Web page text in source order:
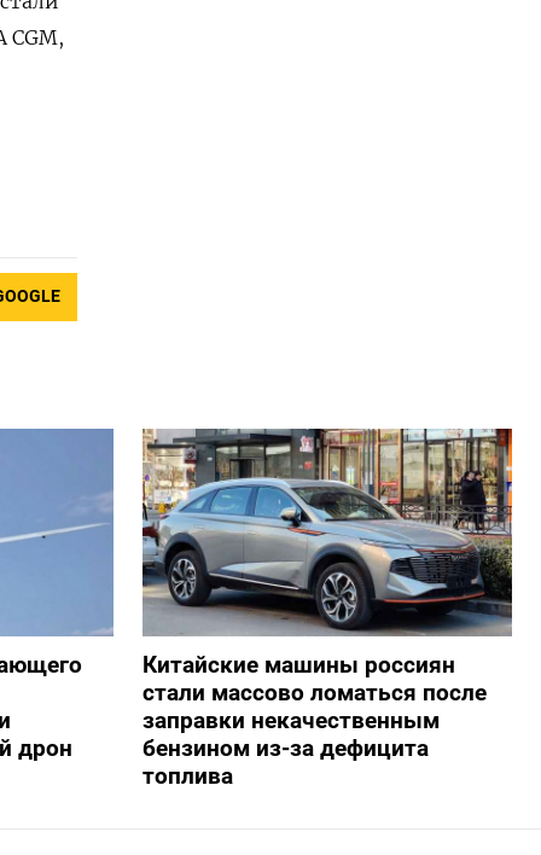
CGM,
дрон
Китайские машины россиян
стали массово ломаться после
заправки некачественным
бензином из-за дефицита
топлива